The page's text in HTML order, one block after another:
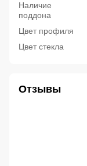
Наличие
поддона
Цвет профиля
Цвет стекла
Отзывы